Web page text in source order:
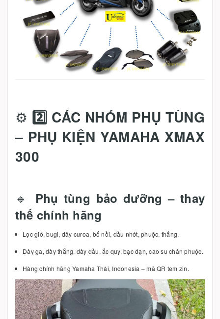
⚙️ 2️⃣ CÁC NHÓM PHỤ TÙNG
– PHỤ KIỆN YAMAHA XMAX
300
🔹 Phụ tùng bảo dưỡng – thay
thế chính hãng
Lọc gió, bugi, dây curoa, bố nồi, dầu nhớt, phuộc, thắng.
Dây ga, dây thắng, dây dầu, ắc quy, bạc đạn, cao su chân phuộc.
Hàng chính hãng Yamaha Thái, Indonesia – mã QR tem zin.